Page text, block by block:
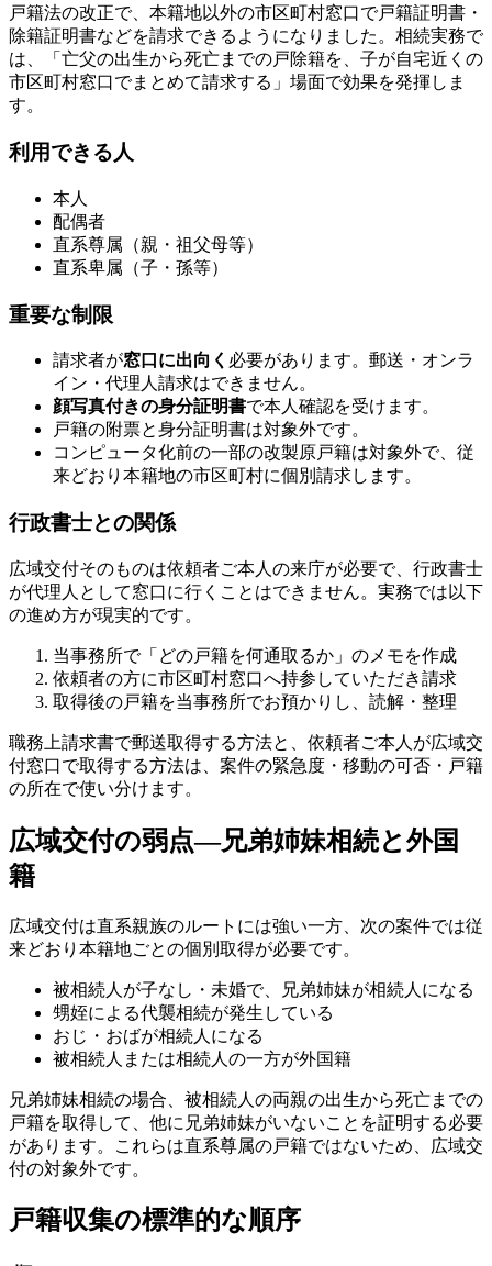
戸籍法の改正で、本籍地以外の市区町村窓口で戸籍証明書・
除籍証明書などを請求できるようになりました。相続実務で
は、「亡父の出生から死亡までの戸除籍を、子が自宅近くの
市区町村窓口でまとめて請求する」場面で効果を発揮しま
す。
利用できる人
本人
配偶者
直系尊属（親・祖父母等）
直系卑属（子・孫等）
重要な制限
請求者が窓口に出向く 必要があります。郵送・オンラ
イン・代理人請求はできません。
顔写真付きの身分証明書で本人確認を受けます。
戸籍の附票と身分証明書は対象外です。
コンピュータ化前の一部の改製原戸籍は対象外で、従
来どおり本籍地の市区町村に個別請求します。
行政書士との関係
広域交付そのものは依頼者ご本人の来庁が必要で、行政書士
が代理人として窓口に行くことはできません。実務では以下
の進め方が現実的です。
当事務所で「どの戸籍を何通取るか」のメモを作成
依頼者の方に市区町村窓口へ持参していただき請求
取得後の戸籍を当事務所でお預かりし、読解・整理
職務上請求書で郵送取得する方法と、依頼者ご本人が広域交
付窓口で取得する方法は、案件の緊急度・移動の可否・戸籍
の所在で使い分けます。
広域交付の弱点—兄弟姉妹相続と外国
籍
広域交付は直系親族のルートには強い一方、次の案件では従
来どおり本籍地ごとの個別取得が必要です。
被相続人が子なし・未婚で、兄弟姉妹が相続人になる
甥姪による代襲相続が発生している
おじ・おばが相続人になる
被相続人または相続人の一方が外国籍
兄弟姉妹相続の場合、被相続人の両親の出生から死亡までの
戸籍を取得して、他に兄弟姉妹がいないことを証明する必要
があります。これらは直系尊属の戸籍ではないため、広域交
付の対象外です。
戸籍収集の標準的な順序